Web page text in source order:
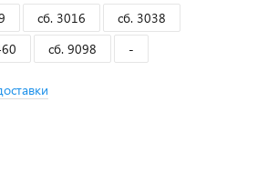
сб. 3016
сб. 3038
сб. 9098 -